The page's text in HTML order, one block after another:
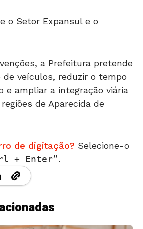
o Setor Expansul e o
a Prefeitura pretende
veículos, reduzir o tempo
e ampliar a integração viária
de Aparecida de
de digitação? Selecione-o
+ Enter .